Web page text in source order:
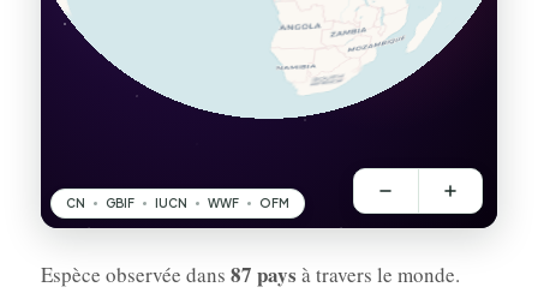
Espèce observée dans 87 pays à travers le monde.